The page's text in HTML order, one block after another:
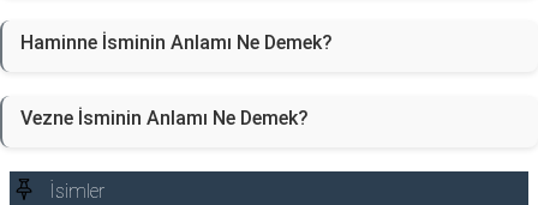
Haminne İsminin Anlamı Ne Demek?
Vezne İsminin Anlamı Ne Demek?
İsimler